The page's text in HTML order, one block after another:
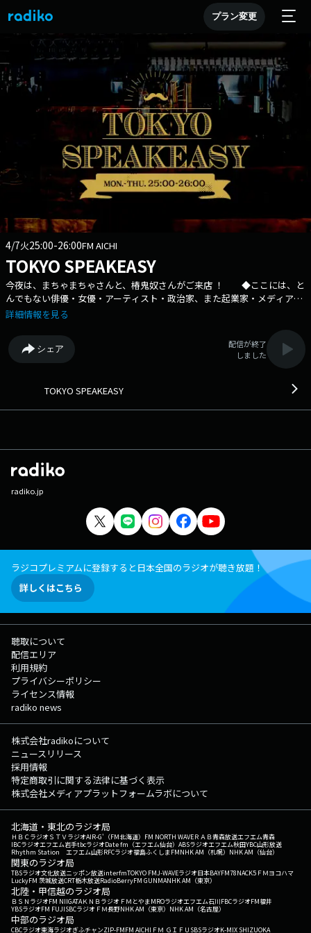
プラン変更
4/7火25:00-26:00FM AICHI
TOKYO SPEAKEASY
今夜は、まちゃまちゃさんと、椿鬼奴さんがご来店 ！ ◆ここには、と
んでもない俳優・女優・アーティスト・政治家、また起業家・メディアプ
ロデューサーなどのスゴい方たちが訪れ、「ここでしか語れない」様々な
のバーに彼らを招待しているらしい。今日のお客は誰なのか？そしてどん
な話をするのか…？◆ Xハッシュタグは「#エフエムアイチ」 Xアカ
ウントは「@FMAICHI」
詳細情報を見る
シェア
配信が終了
しました
TOKYO SPEAKEASY
radiko.jp
ラジコプレミアムに登録すると日本全国のラジオが聴き放題！
詳しくはこちら
聴取について
配信エリア
利用規約
プライバシーポリシー
ライセンス情報
radiko news
株式会社radikoについて
ニュースリリース
採用情報
特定商取引に関する法律に基づく表示
株式会社メディアプラットフォームラボについて
北海道・東北のラジオ局
ＨＢＣラジオＳＴＶラジオAIR-G'（FM北海道） FM NORTH WAVEＲＡＢ青森放送エフエム青森
IBCラジオエフエム岩手tbcラジオDate fm（エフエム仙台） ABSラジオエフエム秋田YBC山形放送
Rhythm Station エフエム山形RFCラジオ福島ふくしまFMNHK AM（札幌） NHK AM（仙台）
関東のラジオ局
TBSラジオ文化放送ニッポン放送interfmTOKYO FMJ-WAVEラジオ日本BAYFM78NACK5 ＦＭヨコハマ
LuckyFM 茨城放送CRT栃木放送RadioBerryFM GUNMANHK AM（東京）
北陸・甲信越のラジオ局
ＢＳＮラジオFM NIIGATAＫＮＢラジオ ＦＭとやまMROラジオエフエム石川FBCラジオFM福井
YBSラジオFM FUJISBCラジオ ＦＭ長野NHK AM（東京） NHK AM（名古屋）
中部のラジオ局
CBCラジオ東海ラジオぎふチャンZIP-FMFM AICHI ＦＭ ＧＩＦＵ SBSラジオK-MIX SHIZUOKA